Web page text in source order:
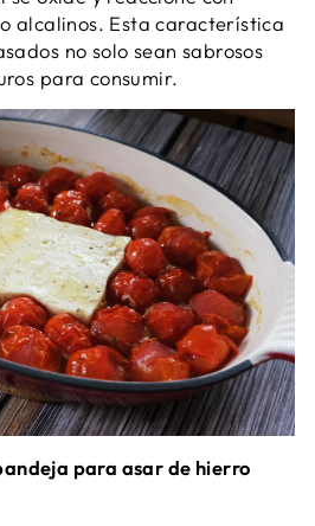
alcalinos. Esta característica
no solo sean sabrosos
para consumir.
para asar de hierro